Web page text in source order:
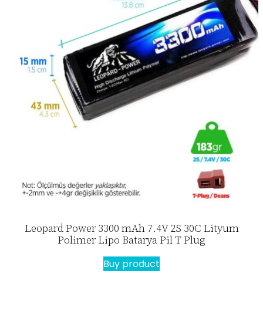
Leopard Power 3300 mAh 7.4V 2S 30C Lityum
Polimer Lipo Batarya Pil T Plug
Buy product